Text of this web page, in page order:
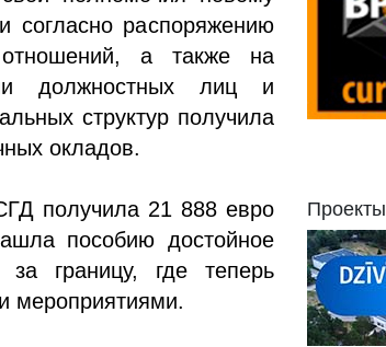
согласно распоряжению
а также на
должностных лиц и
структур получила
окладов.
получила 21 888 евро
пособию достойное
границу, где теперь
мероприятиями.
Проекты